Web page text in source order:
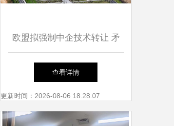
欧盟拟强制中企技术转让 矛
盾升级下的公平博弈
查看详情
更新时间：2026-08-06 18:28:07